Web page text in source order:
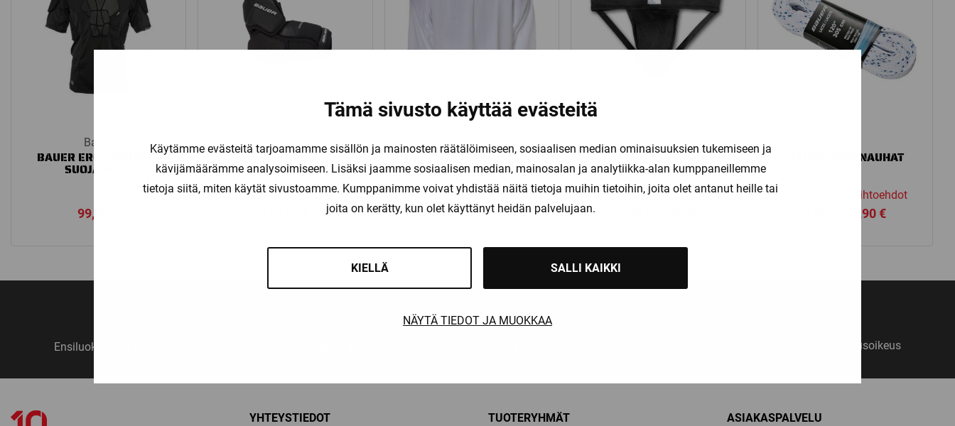
Tämä sivusto käyttää evästeitä
Käytämme evästeitä tarjoamamme sisällön ja mainosten räätälöimiseen, sosiaalisen median ominaisuuksien tukemiseen ja
kävijämäärämme analysoimiseen. Lisäksi jaamme sosiaalisen median, mainosalan ja analytiikka-alan kumppaneillemme
tietoja siitä, miten käytät sivustoamme. Kumppanimme voivat yhdistää näitä tietoja muihin tietoihin, joita olet antanut heille tai
joita on kerätty, kun olet käyttänyt heidän palvelujaan.
KIELLÄ SALLI KAIKKI
NÄYTÄ TIEDOT JA MUOKKAA
Bauer
BAUER EROTUOMARIN
SUOJAPAITA
99,90
Bauer
BAUER PRO
KYYNÄRSUOJAT
Bauer
BAUER HARJOITUSPAITA
FLEX
Katso kaikki vaihtoehdot
18,90€ – 21,90€Price
18,90 €
through
21,90 €
Bauer
BAUER ALASUOJA BAUER VAHANAUHAT
Katso kaikki vaihtoehdot
5,90€Price
Ensiluokkainen palvelu 14 päivän vaihto- ja palautusoikeus
YHTEYSTIEDOT TUOTERYHMÄT ASIAKASPALVELU